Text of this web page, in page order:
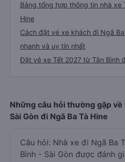
Bảng tổng hợp thông tin nhà xe
Hine
Cách đặt vé xe khách đi Ngã
nhanh và uy tín nhất
Đặt vé xe Tết 2027 từ Tân Bình
Những câu hỏi thường gặp
Sài Gòn đi Ngã Ba Tà Hine
Câu hỏi: Nhà xe đi Ngã Ba
Bình - Sài Gòn được đánh